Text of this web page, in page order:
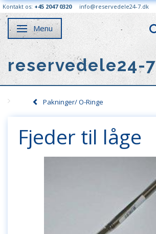
Kontakt os: +45 2047 0320 info@reservedele24-7.dk
Skifte navigation
Menu
reservedele24-7
Pakninger/ O-Ringe
Fjeder til låge